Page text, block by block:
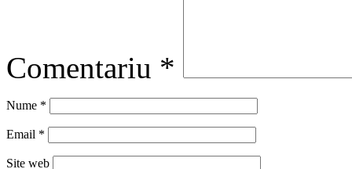
Comentariu *
Nume *
Email *
Site web